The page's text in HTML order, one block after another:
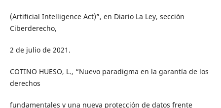
(Artificial Intelligence Act)”, en Diario La Ley, sección
Ciberderecho,
2 de julio de 2021.
COTINO HUESO, L., “Nuevo paradigma en la garantía de los
derechos
fundamentales y una nueva protección de datos frente